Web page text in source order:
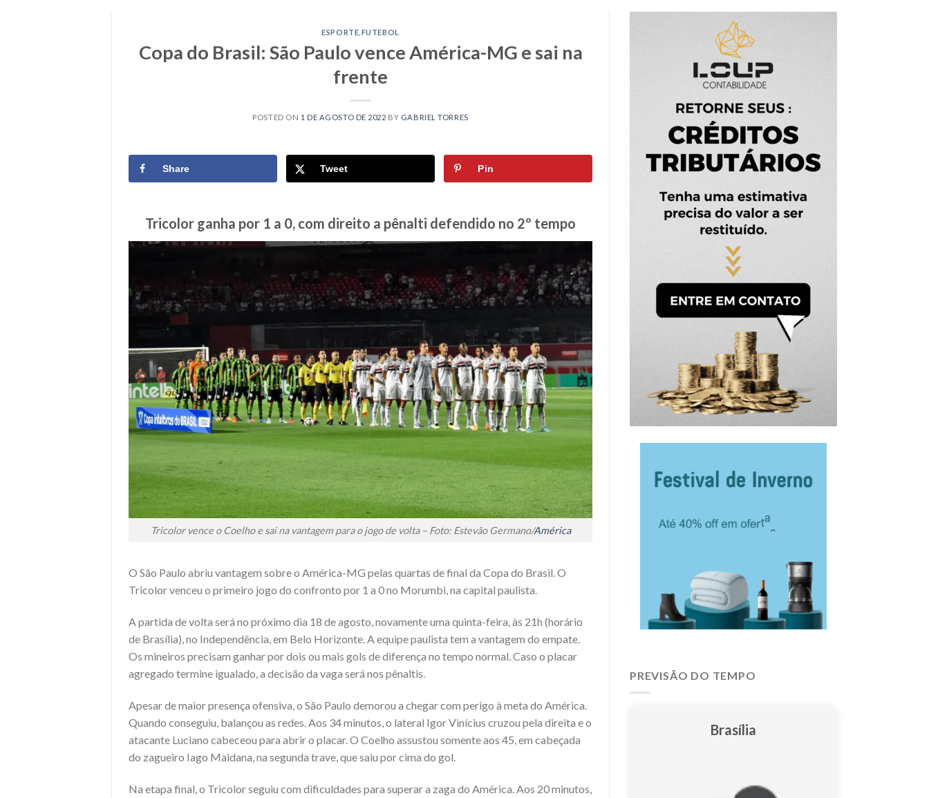
ESPORTE FUTEBOL
Copa do Brasil: São Paulo vence América-MG e sai na
frente
POSTED ON 1 DE AGOSTO DE 2022 BY GABRIEL TORRES
Share Tweet Pin
Tricolor ganha por 1 a 0, com direito a pênalti defendido no 2º tempo
Tricolor vence o Coelho e sai na vantagem para o jogo de volta – Foto: Estevão Germano/América
O São Paulo abriu vantagem sobre o América-MG pelas quartas de final da Copa do Brasil. O
Tricolor venceu o primeiro jogo do confronto por 1 a 0 no Morumbi, na capital paulista.
A partida de volta será no próximo dia 18 de agosto, novamente uma quinta-feira, às 21h (horário
de Brasília), no Independência, em Belo Horizonte. A equipe paulista tem a vantagem do empate.
Os mineiros precisam ganhar por dois ou mais gols de diferença no tempo normal. Caso o placar
agregado termine igualado, a decisão da vaga será nos pênaltis.
Apesar de maior presença ofensiva, o São Paulo demorou a chegar com perigo à meta do América.
Quando conseguiu, balançou as redes. Aos 34 minutos, o lateral Igor Vinícius cruzou pela direita e o
atacante Luciano cabeceou para abrir o placar. O Coelho assustou somente aos 45, em cabeçada
do zagueiro Iago Maidana, na segunda trave, que saiu por cima do gol.
Na etapa final, o Tricolor seguiu com dificuldades para superar a zaga do América. Aos 20 minutos,
PREVISÃO DO TEMPO
Brasília